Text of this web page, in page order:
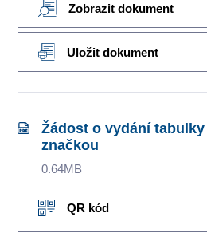
Zobrazit dokument
Uložit dokument
Žádost o vydání
značkou
0.64MB
QR kód